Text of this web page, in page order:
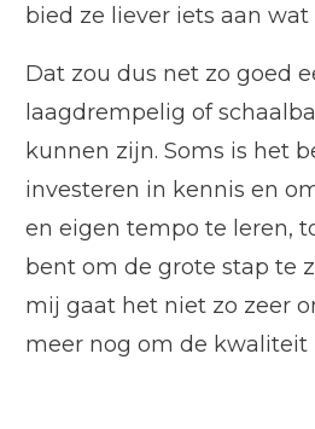
bied ze liever iets aan
Dat zou dus net zo goed
laagdrempelig of
kunnen zijn. Soms is het
investeren in kennis en
en eigen tempo te leren,
bent om de grote stap te
mij gaat het niet zo zeer
meer nog om de kwaliteit